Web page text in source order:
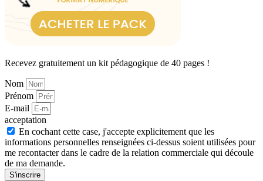
Recevez gratuitement un kit pédagogique de 40 pages !
Nom
Prénom
E-mail
acceptation
En cochant cette case, j'accepte explicitement que les
informations personnelles renseignées ci-dessus soient utilisées pour
me recontacter dans le cadre de la relation commerciale qui découle
de ma demande.
S'inscrire